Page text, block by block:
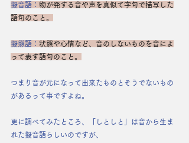
擬音語： 物が発する音や声 を真似て字句で描写した
語句のこと。
擬態語： 状態や心情など、音のしないものを音によ
って表す語句のこと。
つまり音が元になって出来たものとそうでないもの
があるって事ですよね。
更に調べてみたところ、「しとしと」は音から生ま
れた擬音語らしいのですが、